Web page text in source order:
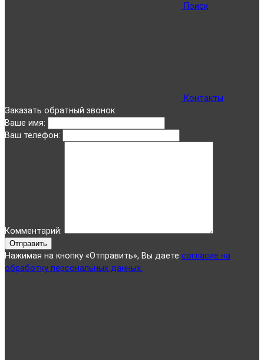
Поиск
Контакты
Заказать обратный звонок
Ваше имя:
Ваш телефон:
Комментарий:
Отправить
Нажимая на кнопку «Отправить», Вы даете согласие на
обработку персональных данных.